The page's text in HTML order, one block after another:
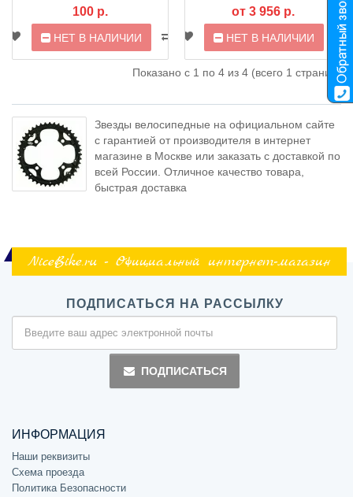
100 р.
НЕТ В НАЛИЧИИ
от 3 956 р.
НЕТ В НАЛИЧИИ
Показано с 1 по 4 из 4 (всего 1 страниц)
Звезды велосипедные на официальном сайте
с гарантией от производителя в интернет
магазине в Москве или заказать с доставкой по
всей России. Отличное качество товара,
быстрая доставка
NiceBike.ru - Официальный интернет-магазин
ПОДПИСАТЬСЯ НА РАССЫЛКУ
ПОДПИСАТЬСЯ
ИНФОРМАЦИЯ
Наши реквизиты
Схема проезда
Политика Безопасности